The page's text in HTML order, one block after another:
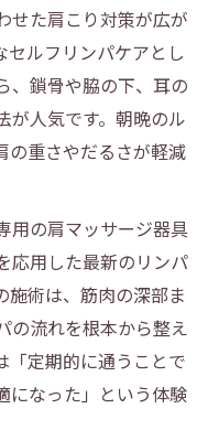
せた肩こり対策が広が
セルフリンパケアとし
、鎖骨や脇の下、耳の
が人気です。朝晩のル
の重さやだるさが軽減
用の肩マッサージ器具
応用した最新のリンパ
施術は、筋肉の深部ま
の流れを根本から整え
「定期的に通うことで
になった」という体験